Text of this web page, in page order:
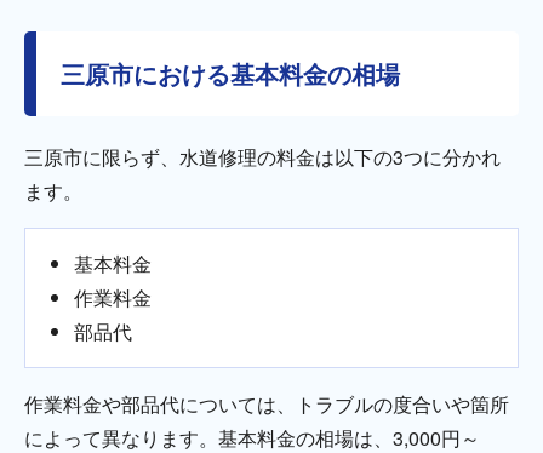
三原市における基本料金の相場
三原市に限らず、水道修理の料金は以下の3つに分かれ
ます。
基本料金
作業料金
部品代
作業料金や部品代については、トラブルの度合いや箇所
によって異なります。基本料金の相場は、3,000円～